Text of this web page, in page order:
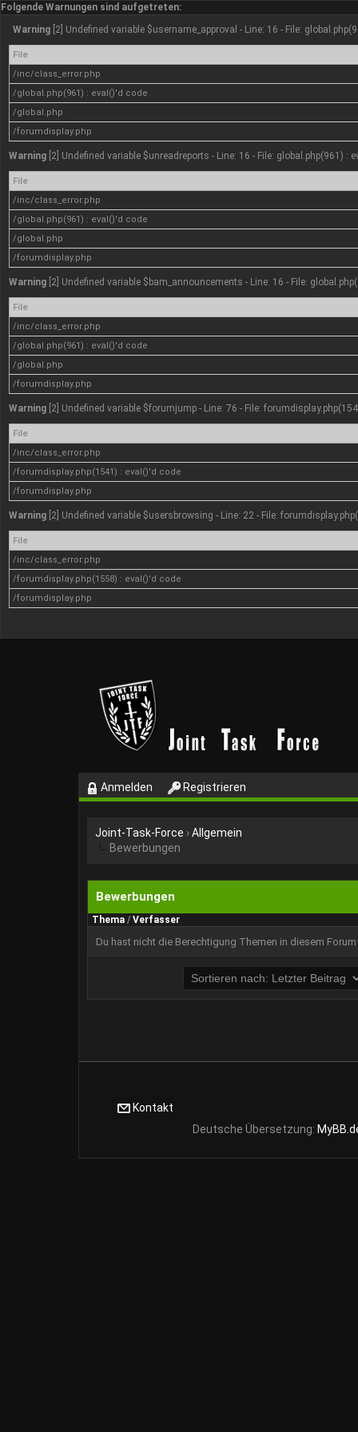
Folgende Warnungen sind aufgetreten:
Warning [2] Undefined variable $username_approval - Line: 16 - File:
File
/inc/class_error.php
/global.php(961) : eval()'d code
/global.php
/forumdisplay.php
Warning [2] Undefined variable $unreadreports - Line: 16 - File: global.php(961) :
File
/inc/class_error.php
/global.php(961) : eval()'d code
/global.php
/forumdisplay.php
Warning [2] Undefined variable $bam_announcements - Line: 16 - File:
File
/inc/class_error.php
/global.php(961) : eval()'d code
/global.php
/forumdisplay.php
Warning [2] Undefined variable $forumjump - Line: 76 - File:
File
/inc/class_error.php
/forumdisplay.php(1541) : eval()'d code
/forumdisplay.php
Warning [2] Undefined variable $usersbrowsing - Line: 22 - File:
File
/inc/class_error.php
/forumdisplay.php(1558) : eval()'d code
/forumdisplay.php
Anmelden Registrieren
Joint-Task-Force ›Allgemein
Bewerbungen
Bewerbungen
Thema / Verfasser
Du hast nicht die Berechtigung Themen in diesem
Kontakt
Deutsche Übersetzung: